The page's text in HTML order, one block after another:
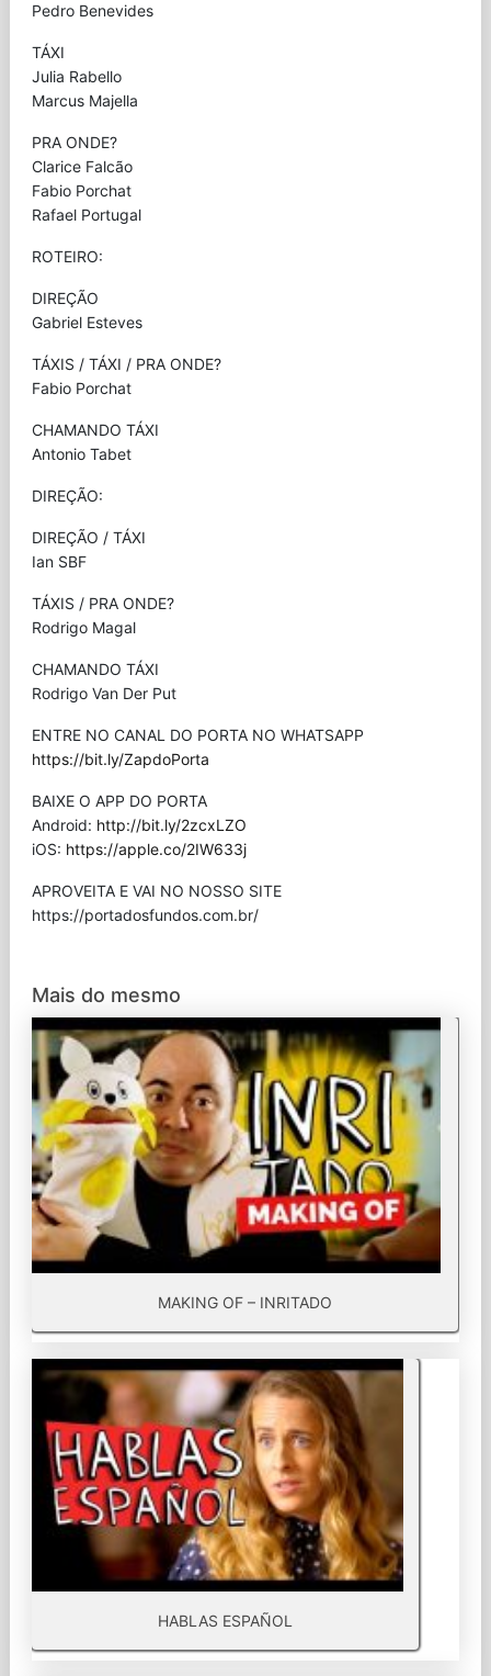
Pedro Benevides
TÁXI
Julia Rabello
Marcus Majella
PRA ONDE?
Clarice Falcão
Fabio Porchat
Rafael Portugal
ROTEIRO:
DIREÇÃO
Gabriel Esteves
TÁXIS / TÁXI / PRA ONDE?
Fabio Porchat
CHAMANDO TÁXI
Antonio Tabet
DIREÇÃO:
DIREÇÃO / TÁXI
Ian SBF
TÁXIS / PRA ONDE?
Rodrigo Magal
CHAMANDO TÁXI
Rodrigo Van Der Put
ENTRE NO CANAL DO PORTA NO WHATSAPP
https://bit.ly/ZapdoPorta
BAIXE O APP DO PORTA
Android: http://bit.ly/2zcxLZO
iOS: https://apple.co/2IW633j
APROVEITA E VAI NO NOSSO SITE
⁠https://portadosfundos.com.br/
Mais do mesmo
MAKING OF – INRITADO
HABLAS ESPAÑOL